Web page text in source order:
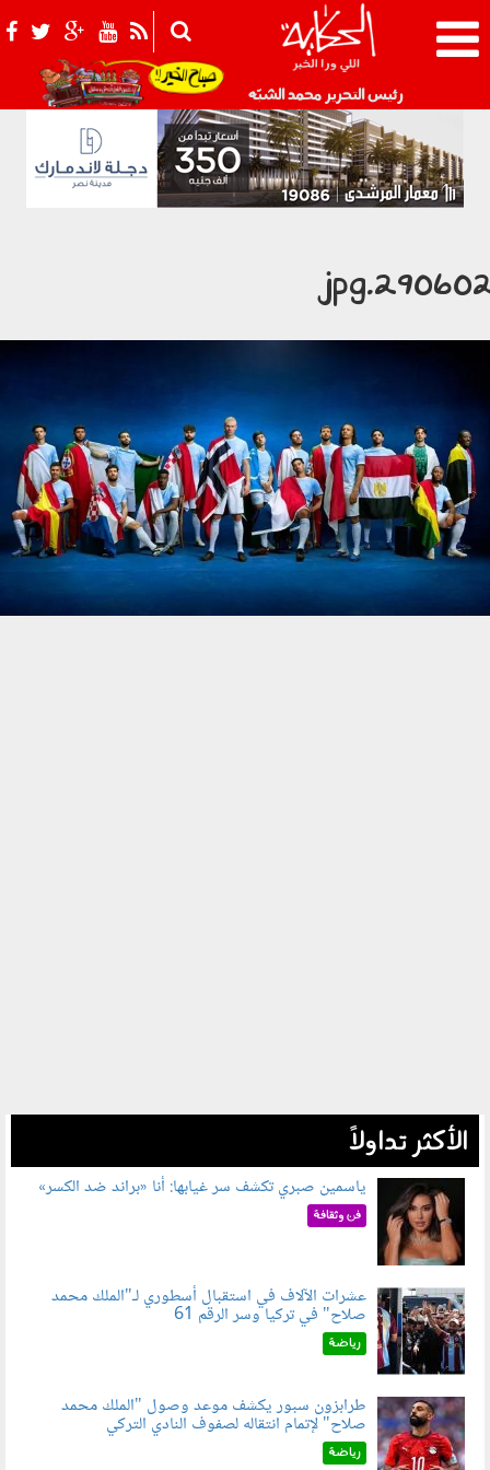
رئيس التحرير محمد الشبّه 021_2.png
الأكثر تداولاً
050802.jpg
ياسمين صبري تكشف سر غيابها: أنا «براند ضد الكسر»
فن وثقافة
050803.jpg
عشرات الآلاف في استقبال أسطوري لـ"الملك محمد
صلاح" في تركيا وسر الرقم 61
رياضة
050801.jpg
طرابزون سبور يكشف موعد وصول "الملك محمد
صلاح" لإتمام انتقاله لصفوف النادي التركي
رياضة